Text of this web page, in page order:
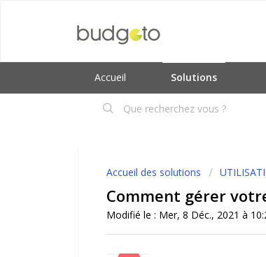
Accueil Solutions
Accueil des solutions
Comment gérer
Modifié le : Mer, 8 Déc., 2021 à